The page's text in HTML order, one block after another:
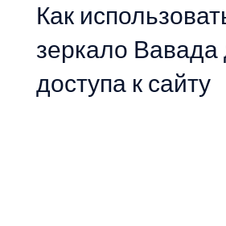
Как
зеркало Вавада
доступа к сайту